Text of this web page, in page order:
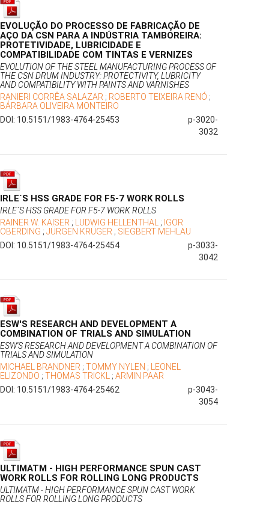
EVOLUÇÃO DO PROCESSO DE FABRICAÇÃO DE
AÇO DA CSN PARA A INDÚSTRIA TAMBOREIRA:
PROTETIVIDADE, LUBRICIDADE E
COMPATIBILIDADE COM TINTAS E VERNIZES
EVOLUTION OF THE STEEL MANUFACTURING PROCESS OF
THE CSN DRUM INDUSTRY: PROTECTIVITY, LUBRICITY
AND COMPATIBILITY WITH PAINTS AND VARNISHES
RANIERI CORRÊA SALAZAR ; ROBERTO TEIXEIRA RENÓ ;
BÁRBARA OLIVEIRA MONTEIRO
DOI: 10.5151/1983-4764-25453
p-3020-
3032
IRLE´S HSS GRADE FOR F5-7 WORK ROLLS
IRLE´S HSS GRADE FOR F5-7 WORK ROLLS
RAINER W. KAISER ; LUDWIG HELLENTHAL ; IGOR
OBERDING ; JÜRGEN KRÜGER ; SIEGBERT MEHLAU
DOI: 10.5151/1983-4764-25454
p-3033-
3042
ESW'S RESEARCH AND DEVELOPMENT A
COMBINATION OF TRIALS AND SIMULATION
ESW'S RESEARCH AND DEVELOPMENT A COMBINATION OF
TRIALS AND SIMULATION
MICHAEL BRANDNER ; TOMMY NYLEN ;
LEONEL
ELIZONDO ; THOMAS TRICKL ; ARMIN PAAR
DOI: 10.5151/1983-4764-25462
p-3043-
3054
ULTIMATM - HIGH PERFORMANCE SPUN CAST
WORK ROLLS FOR ROLLING LONG PRODUCTS
ULTIMATM - HIGH PERFORMANCE SPUN CAST WORK
ROLLS FOR ROLLING LONG PRODUCTS